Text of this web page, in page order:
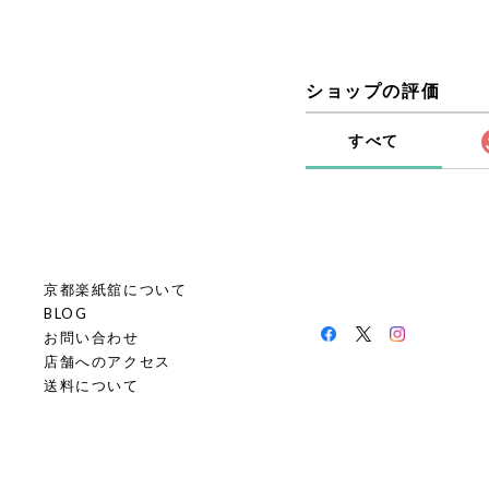
京都楽紙舘について
BLOG
お問い合わせ
店舗へのアクセス
送料について
ショップの評価
すべて